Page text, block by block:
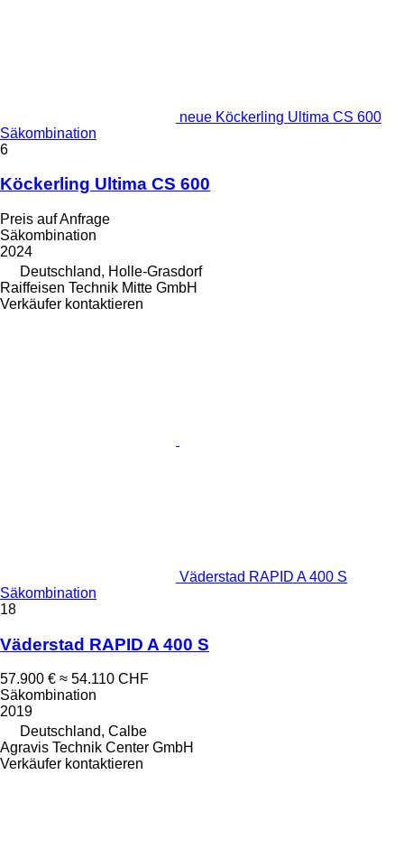
neue Köckerling Ultima CS 600
Säkombination
6
Köckerling Ultima CS 600
Preis auf Anfrage
Säkombination
2024
Deutschland, Holle-Grasdorf
Raiffeisen Technik Mitte GmbH
Verkäufer kontaktieren
Väderstad RAPID A 400 S
Säkombination
18
Väderstad RAPID A 400 S
57.900 € ≈ 54.110 CHF
Säkombination
2019
Deutschland, Calbe
Agravis Technik Center GmbH
Verkäufer kontaktieren